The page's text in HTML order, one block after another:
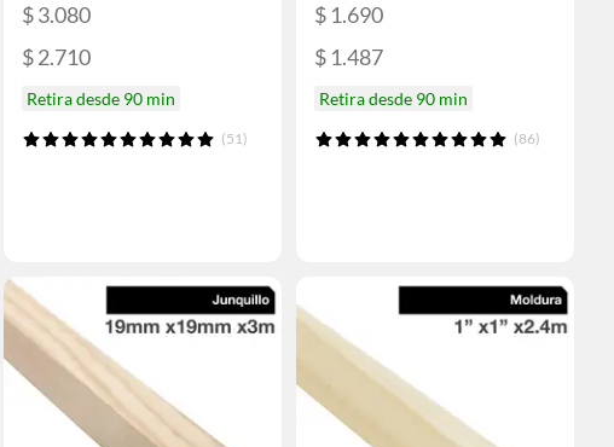
$ 3.080
$ 2.710
Retira desde 90 min
(51)
$ 1.690
$ 1.487
Retira desde 90 min
(86)